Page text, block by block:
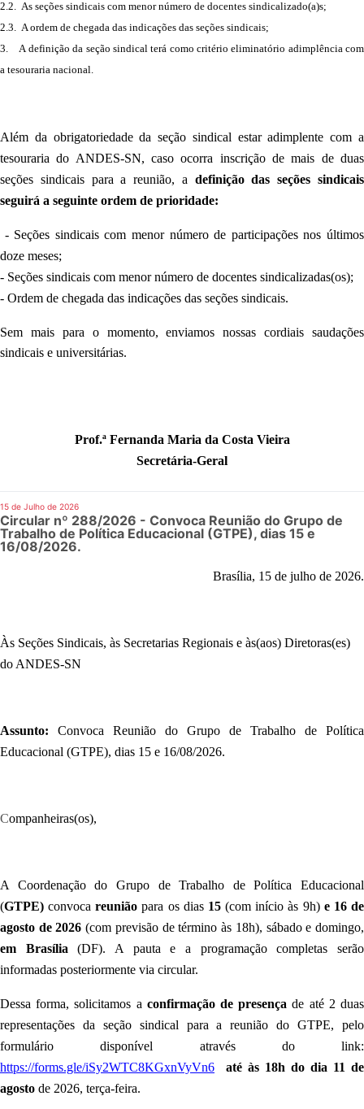
2.2. As seções sindicais com menor número de docentes sindicalizado(a)s;
2.3. A ordem de chegada das indicações das seções sindicais;
3. A definição da seção sindical terá como critério eliminatório adimplência com
a tesouraria nacional.
Além da obrigatoriedade da seção sindical estar adimplente com a
tesouraria do ANDES-SN, caso ocorra inscrição de mais de duas
seções sindicais para a reunião, a definição das seções sindicais
seguirá a seguinte ordem de prioridade:
- Seções sindicais com menor número de participações nos últimos
doze meses;
- Seções sindicais com menor número de docentes sindicalizadas(os);
- Ordem de chegada das indicações das seções sindicais.
Sem mais para o momento, enviamos nossas cordiais saudações
sindicais e universitárias.
Prof.ª Fernanda Maria da Costa Vieira
Secretária-Geral
15 de Julho de 2026
Circular nº 288/2026 - Convoca Reunião do Grupo de
Trabalho de Política Educacional (GTPE), dias 15 e
16/08/2026.
Brasília, 15 de julho de 2026.
Às Seções Sindicais, às Secretarias Regionais e às(aos) Diretoras(es)
do ANDES-SN
Assunto: Convoca Reunião do Grupo de Trabalho de Política
Educacional (GTPE), dias 15 e 16/08/2026.
Companheiras(os),
A Coordenação do Grupo de Trabalho de Política Educacional
(GTPE) convocareunião para os dias 15(com início às 9h) e 16 de
agosto de 2026 (com previsão de término às 18h), sábado e domingo,
em Brasília (DF). A pauta e a programação completas serão
informadas posteriormente via circular.
Dessa forma, solicitamos a confirmação de presença de até 2 duas
representações da seção sindical para a reunião do GTPE, pelo
formulário disponível através do link:
https://forms.gle/iSy2WTC8KGxnVyVn6
até às 18h do dia 11 de
agosto de 2026, terça-feira.